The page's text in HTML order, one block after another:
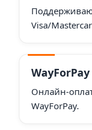
Visa/
WayForPay
Онлайн-
WayForPay.